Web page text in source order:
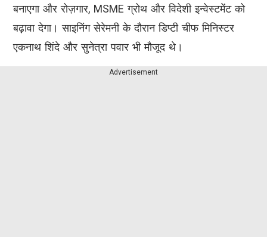
बनाएगा और रोज़गार, MSME ग्रोथ और विदेशी इन्वेस्टमेंट को
बढ़ावा देगा। साइनिंग सेरेमनी के दौरान डिप्टी चीफ मिनिस्टर
एकनाथ शिंदे और सुनेत्रा पवार भी मौजूद थे।
Advertisement